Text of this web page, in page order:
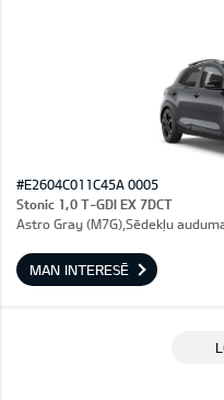
#E2604C011C45A 0005
Stonic 1,0 T-GDI EX 7DCT
Astro Gray (M7G),Sēdekļu
MAN INTERESĒ